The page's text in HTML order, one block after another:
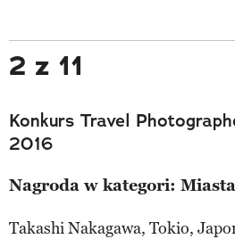
2 z 11
Konkurs Travel
2016
Nagroda w kategori: Miasta
Takashi Nakagawa, Tokio,